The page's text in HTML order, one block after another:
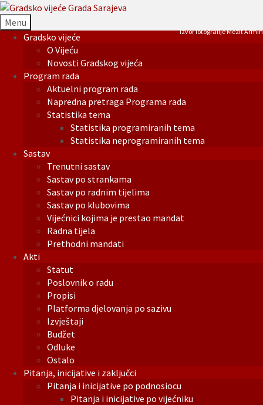
Menu
Gradsko vijeće
O Vijeću
Novosti Gradskog vijeća
Program rada
Aktuelni program rada
Napredna pretraga Programa rada
Statistika tema
Statistika programiranih tema
Statistika neprogramiranih tema
Sastav
Trenutni sastav
Sastav po strankama
Sastav po radnim tijelima
Sastav po klubovima
Vijećnici kojima je prestao mandat
Radna tijela
Prethodni mandati
Akti
Statut
Poslovnik o radu
Propisi
Platforma djelovanja po sazivu
Izvještaji
Budžet
Odluke
Ostalo
Pitanja, inicijative i zaključci
Pitanja i inicijative po podnosiocu
Pitanja i inicijative po vijećniku
Izvor fotografije Mezit Armin